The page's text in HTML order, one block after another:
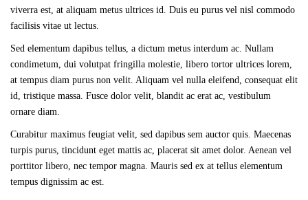
viverra est, at aliquam metus ultrices id. Duis eu purus vel nisl commodo
facilisis vitae ut lectus.
Sed elementum dapibus tellus, a dictum metus interdum ac. Nullam
condimetum, dui volutpat fringilla molestie, libero tortor ultrices lorem,
at tempus diam purus non velit. Aliquam vel nulla eleifend, consequat elit
id, tristique massa. Fusce dolor velit, blandit ac erat ac, vestibulum
ornare diam.
Curabitur maximus feugiat velit, sed dapibus sem auctor quis. Maecenas
turpis purus, tincidunt eget mattis ac, placerat sit amet dolor. Aenean vel
porttitor libero, nec tempor magna. Mauris sed ex at tellus elementum
tempus dignissim ac est.